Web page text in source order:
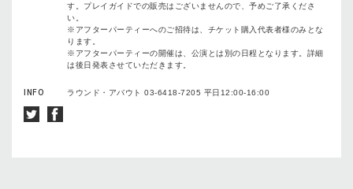
す。プレイガイドでの販売はございませんので、予めご了承くださ
い。
※アフターパーティーへのご招待は、チケット購入代表者様のみとな
ります。
※アフターパーティーの開催は、公演とは別の日程となります。詳細
は後日発表させていただきます。
INFO ラウンド・アバウト 03-6418-7205 平日12:00-16:00